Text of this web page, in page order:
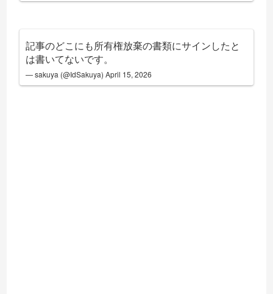
記事のどこにも所有権放棄の書類にサインしたと
は書いてないです。
— sakuya (@IdSakuya)April 15, 2026